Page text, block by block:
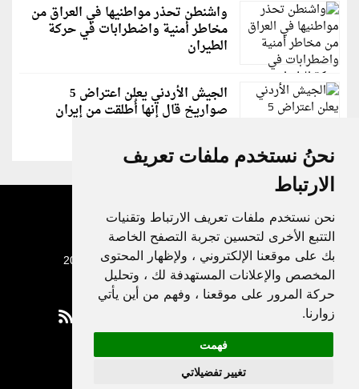
نحنُ نستخدم ملفات تعريف
الارتباط
نحن نستخدم ملفات تعريف الارتباط وتقنيات
التتبع الأخرى لتحسين تجربة التصفح الخاصة
بك على موقعنا الإلكتروني ، ولإظهار المحتوى
المخصص والإعلانات المستهدفة لك ، وتحليل
حركة المرور على موقعنا ، وفهم من أين يأتي
زوارنا.
فهمت
تغيير تفضيلاتي
واشنطن تحذر مواطنيها في العراق من
مخاطر أمنية واضطرابات في حركة
الطيران
الجيش الأردني يعلن اعتراض 5
صواريخ قال إنها أُطلقت من إيران
جميع الحقوق محفوظة لدنيا الوطن © 2003 - 2022
Privacy Policy